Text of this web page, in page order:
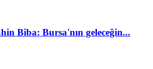
Biba: Bursa'nın geleceğin...